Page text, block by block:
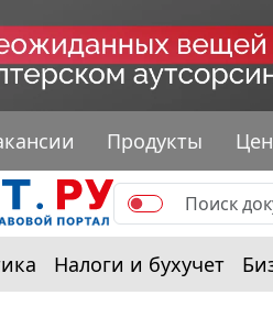
Продукты
Налоги и бухучет